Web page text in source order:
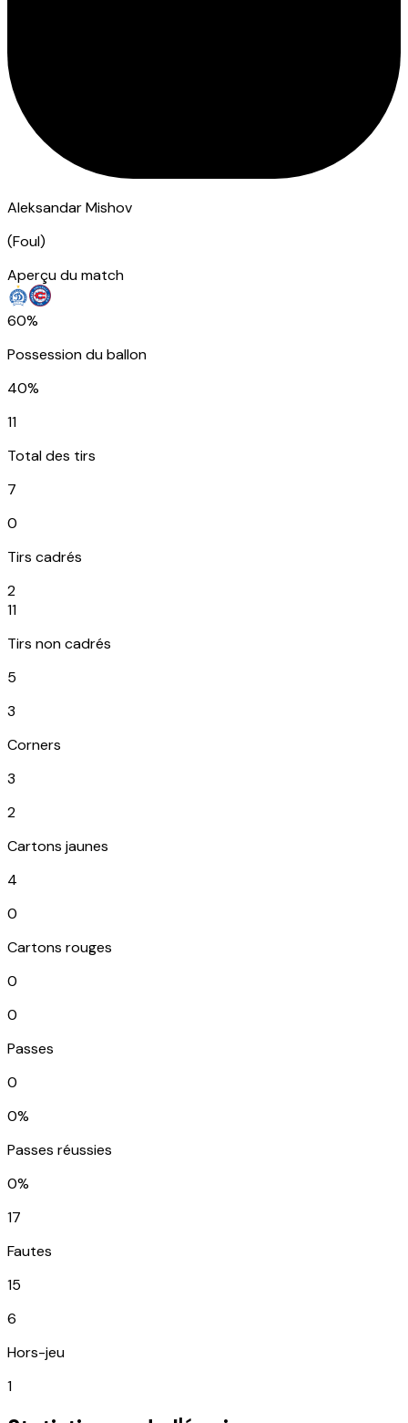
Aleksandar Mishov
(Foul)
Aperçu du match
60%
Possession du ballon
40%
11
Total des tirs
7
0
Tirs cadrés
2
11
Tirs non cadrés
5
3
Corners
3
2
Cartons jaunes
4
0
Cartons rouges
0
0
Passes
0
0%
Passes réussies
0%
17
Fautes
15
6
Hors-jeu
1